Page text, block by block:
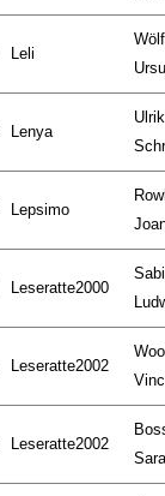
Leli
Lenya
Lepsimo
Leseratte2000
Leseratte2002
Leseratte2002